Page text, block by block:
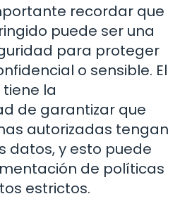
recordar que
puede ser una
para proteger
o sensible. El
la
de garantizar que
autorizadas tengan
datos, y esto puede
de políticas
estrictos.